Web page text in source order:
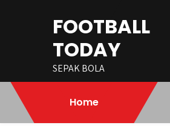
FOOTBALL
TODAY
SEPAK BOLA
Home